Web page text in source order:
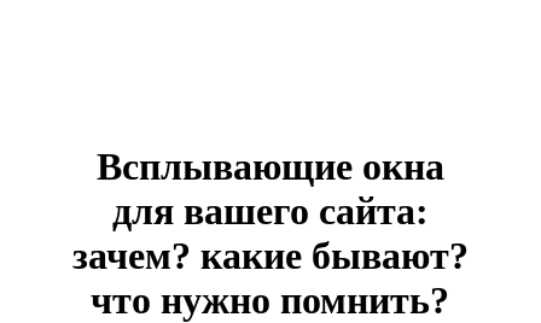
Всплывающие окна
для вашего сайта:
зачем? какие бывают?
что нужно помнить?